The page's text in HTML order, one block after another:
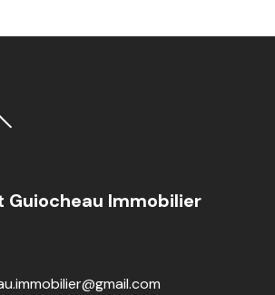
Guiocheau Immobilier